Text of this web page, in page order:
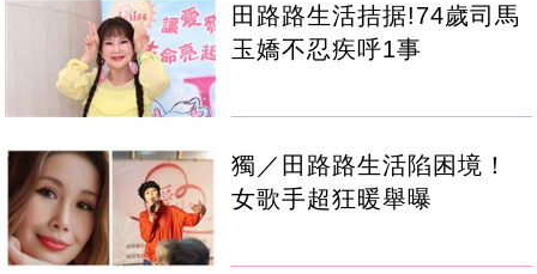
田路路生活拮据!74歲司馬
玉嬌不忍疾呼1事
獨／田路路生活陷困境！
女歌手超狂暖舉曝